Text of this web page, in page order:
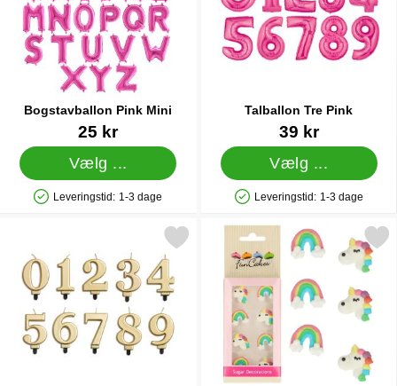
Bogstavballon Pink Mini
Varenr 1140025 kr
Vælg ...
Produkttilgængelighed: På lager
Leveringstid: 1-3 dage
Talballon Tre Pink
39 kr
Vælg ...
Produkttilgængelighed: På lager
Leveringstid: 1-3 dage
Markér kagelys Tal Metallic Guld 3 som favorit
Markér sukkerpynt